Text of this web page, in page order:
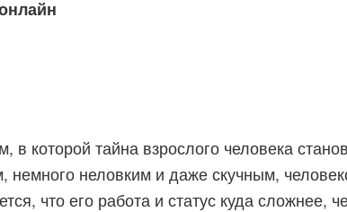
которой тайна взрослого человека
неловким и даже скучным,
что его работа и статус куда сложнее,